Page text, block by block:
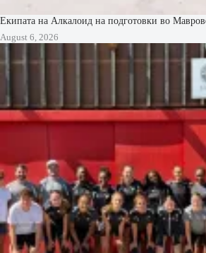
Екипата на Алкалоид на подготовки во
August 6, 2026